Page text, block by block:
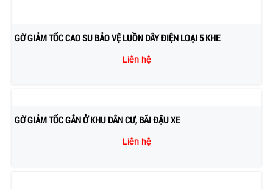
GỜ GIẢM TỐC CAO SU BẢO VỆ LUỒN DÂY ĐIỆN LOẠI 5 KHE
Liên hệ
GỜ GIẢM TỐC GẮN Ở KHU DÂN CƯ, BÃI ĐẬU XE
Liên hệ